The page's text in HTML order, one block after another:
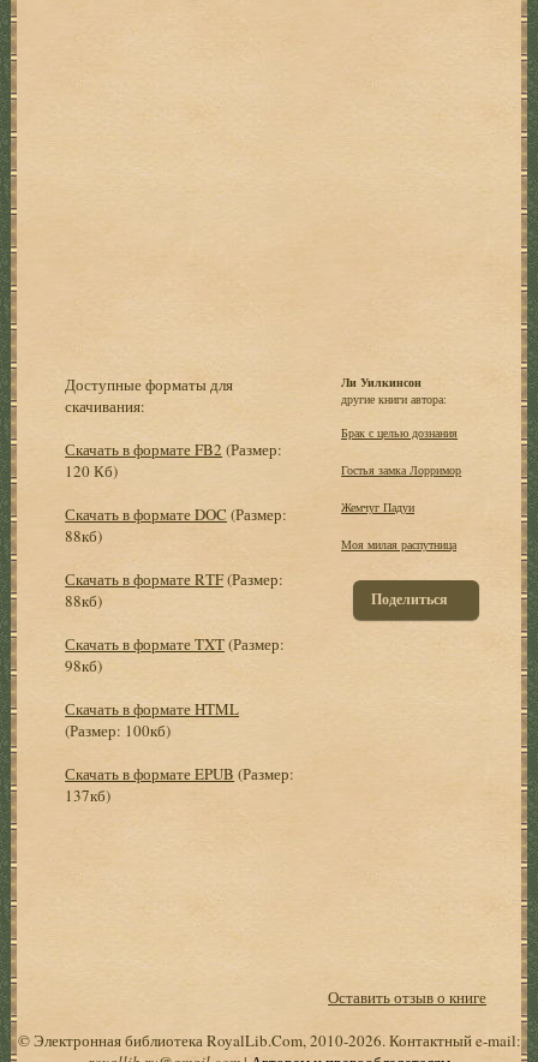
Доступные форматы для
скачивания:
Скачать в формате FB2 (Размер:
120 Кб)
Скачать в формате DOC (Размер:
88кб)
Скачать в формате RTF(Размер:
88кб)
Скачать в формате TXT(Размер:
98кб)
Скачать в формате HTML
(Размер: 100кб)
Скачать в формате EPUB (Размер:
137кб)
Ли Уилкинсон
другие книги автора:
Брак с целью дознания
Гостья замка Лорримор
Жемчуг Падуи
Моя милая распутница
Поделиться
Оставить отзыв о книге
© Электронная библиотека RoyalLib.Com, 2010-2026. Контактный e-mail: